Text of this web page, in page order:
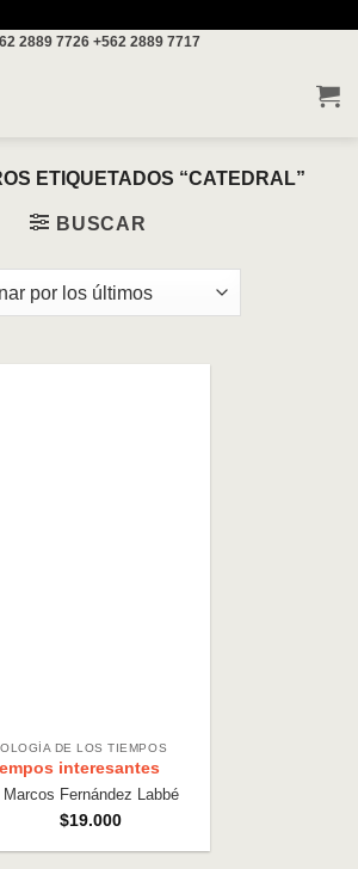
2889 7726 +562 2889 7717
ETIQUETADOS “CATEDRAL”
BUSCAR
DE LOS TIEMPOS
interesantes
Marcos Fernández Labbé
$19.000